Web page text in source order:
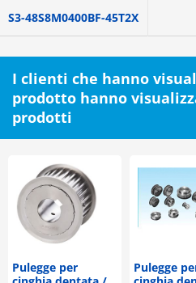
S3-48S8M0400BF-45T2X
I clienti che hanno
prodotto hanno
prodotti
Pulegge per
Pulegge